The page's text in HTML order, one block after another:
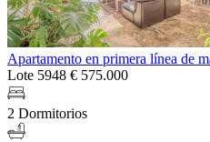
Apartamento en primera línea de
Lote 5948 € 575.000
2 Dormitorios